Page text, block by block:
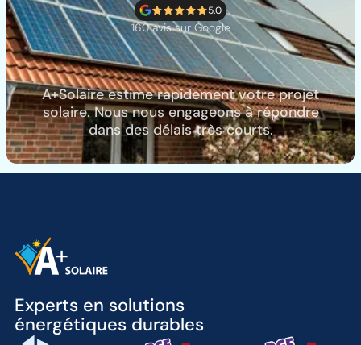
5.0
160 avis sur Google
A+Solaire estime rapidement votre projet
solaire. Nous nous engageons à répondre
dans des délais très courts.
Experts en solutions
énergétiques durables